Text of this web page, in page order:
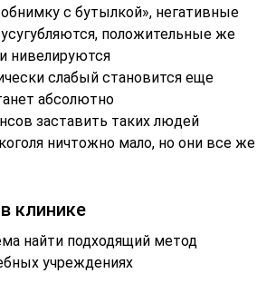
с бутылкой», негативные
положительные же
нивелируются
слабый становится еще
абсолютно
заставить таких людей
ничтожно мало, но они все же
клинике
найти подходящий метод
учреждениях